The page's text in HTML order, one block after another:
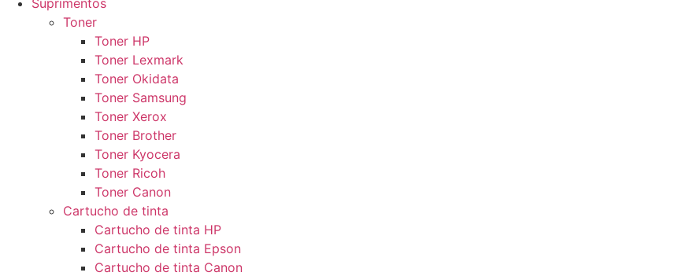
Suprimentos
Toner
Toner HP
Toner Lexmark
Toner Okidata
Toner Samsung
Toner Xerox
Toner Brother
Toner Kyocera
Toner Ricoh
Toner Canon
Cartucho de tinta
Cartucho de tinta HP
Cartucho de tinta Epson
Cartucho de tinta Canon